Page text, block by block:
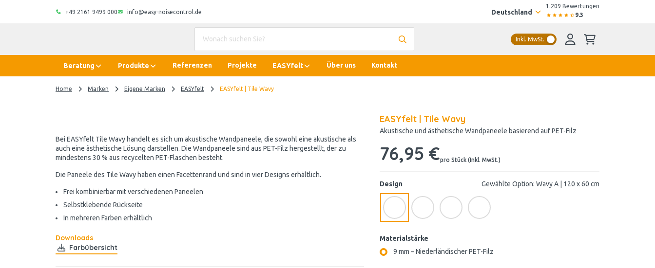
+49 2161 9499 000 info@easy-noisecontrol.de Deutschland
1.209 Bewertungen
9.3
Inkl. MwSt.
Beratung Produkte Referenzen Projekte EASYfelt Über uns Kontakt
Home Marken Eigene Marken EASYfelt EASYfelt | Tile Wavy
EASYfelt | Tile Wavy
Akustische und ästhetische Wandpaneele basierend auf PET-Filz
76,95 €pro Stück (Inkl. MwSt.)
Design Gewählte Option: Wavy A | 120 x 60 cm
Materialstärke
9 mm – Niederländischer PET-Filz
Bei EASYfelt Tile Wavy handelt es sich um akustische Wandpaneele, die sowohl eine akustische als
auch eine ästhetische Lösung darstellen. Die Wandpaneele sind aus PET-Filz hergestellt, der zu
mindestens 30 % aus recycelten PET-Flaschen besteht.
Die Paneele des Tile Wavy haben einen Facettenrand und sind in vier Designs erhältlich.
Frei kombinierbar mit verschiedenen Paneelen
Selbstklebende Rückseite
In mehreren Farben erhältlich
Downloads
Farbübersicht